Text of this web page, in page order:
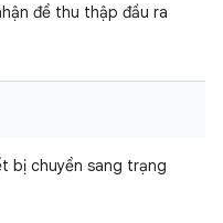
để thu thập đầu ra
bị chuyển sang trạng